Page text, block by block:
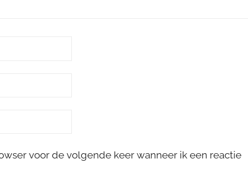
voor de volgende keer wanneer ik een reactie